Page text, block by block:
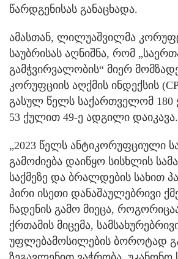
წარდგენისას განაცხადა.
ამასთან, ლილუაშვილმა
საუბრისას აღნიშნა, რომ
გამჭვირვალობის“ მიერ
კორუფციის აღქმის ინდექსის
გასულ წელს საქართველომ 180
53 ქულით 49-ე ადგილი დაიკავა.
„2023 წელს ანტიკორუფციული
გამოძიება დაიწყო სისხლის
საქმეზე და ბრალდების სახით
პირი ისეთი დანაშაულებრივი
ჩადენის გამო მიეცა,
ქრთამის მიცემა,
უფლებამოსილების ბოროტად